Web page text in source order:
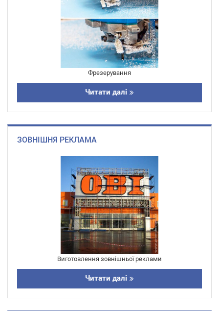
Фрезерування
Читати далі
ЗОВНІШНЯ РЕКЛАМА
Виготовлення зовнішньої реклами
Читати далі